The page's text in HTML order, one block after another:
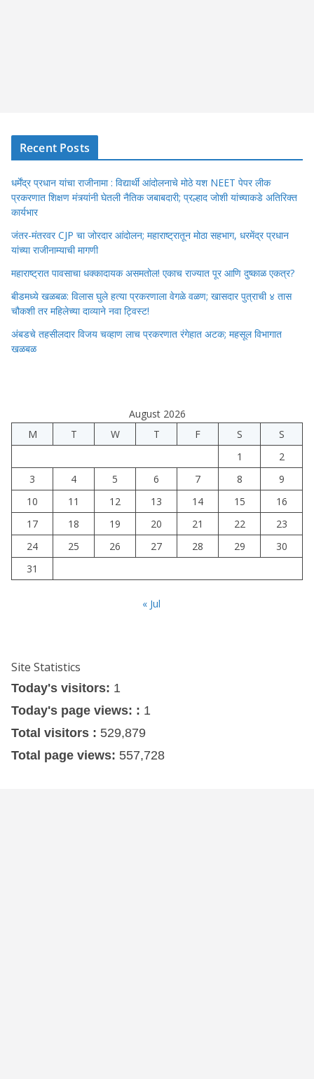
Recent Posts
धर्मेंद्र प्रधान यांचा राजीनामा : विद्यार्थी आंदोलनाचे मोठे यश NEET पेपर लीक
प्रकरणात शिक्षण मंत्र्यांनी घेतली नैतिक जबाबदारी; प्रल्हाद जोशी यांच्याकडे अतिरिक्त
कार्यभार
जंतर-मंतरवर CJP चा जोरदार आंदोलन; महाराष्ट्रातून मोठा सहभाग, धरमेंद्र प्रधान
यांच्या राजीनाम्याची मागणी
महाराष्ट्रात पावसाचा धक्कादायक असमतोल! एकाच राज्यात पूर आणि दुष्काळ एकत्र?
बीडमध्ये खळबळ: विलास घुले हत्या प्रकरणाला वेगळे वळण; खासदार पुत्राची ४ तास
चौकशी तर महिलेच्या दाव्याने नवा ट्विस्ट!
अंबडचे तहसीलदार विजय चव्हाण लाच प्रकरणात रंगेहात अटक; महसूल विभागात
खळबळ
August 2026
M
T W T F S
S
1
2
3
4 5 6 7 8
9
10
11 12 13 14 15
16
17
18 19 20 21 22
23
24
25 26 27 28 29
30
31
« Jul
Site Statistics
Today's visitors: 1
Today's page views: : 1
Total visitors : 529,879
Total page views: 557,728